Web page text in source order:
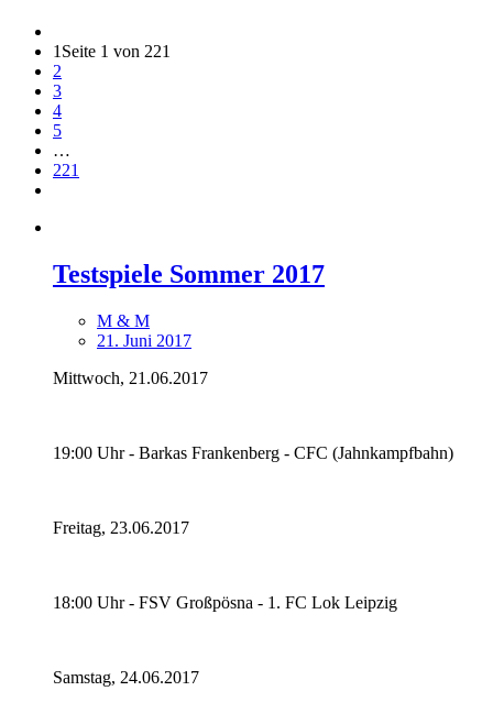
1 Seite 1 von 221
2
3
4
5
…
221
Testspiele Sommer 2017
M & M
21. Juni 2017
Mittwoch, 21.06.2017
19:00 Uhr - Barkas Frankenberg - CFC (Jahnkampfbahn)
Freitag, 23.06.2017
18:00 Uhr - FSV Großpösna - 1. FC Lok Leipzig
Samstag, 24.06.2017